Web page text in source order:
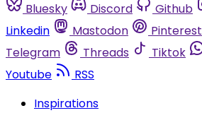
Bluesky
Discord Github
Linkedin
Mastodon Pinterest
Telegram
Threads Tiktok
Youtube
RSS
Inspirations